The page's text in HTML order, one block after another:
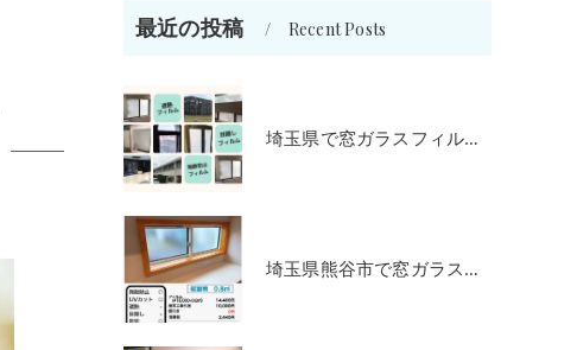
最近の投稿 Recent Posts
埼玉県で窓ガラスフィルム施工をお考えの方
埼玉県熊谷市で窓ガラスフィルム施工をお考えの方